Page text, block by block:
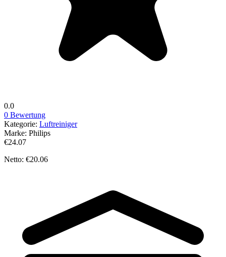
0.0
0 Bewertung
Kategorie: Luftreiniger
Marke: Philips
€24.07
Netto: €20.06